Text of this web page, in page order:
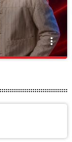
more_vert
nastrojowe